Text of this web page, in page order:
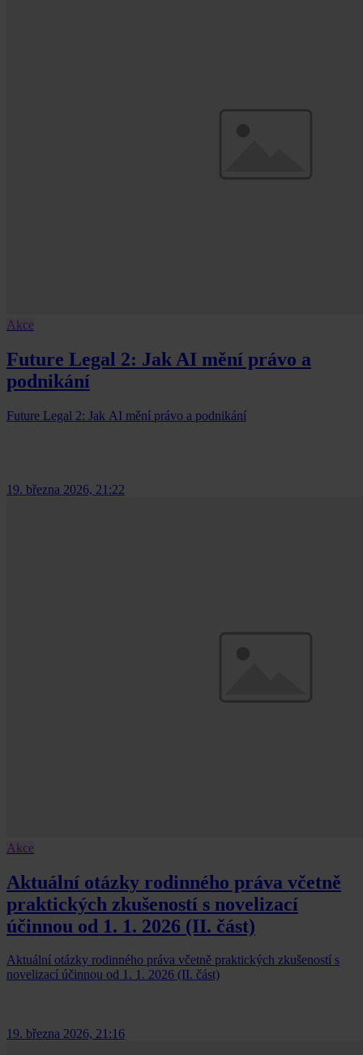
Akce
Future Legal 2: Jak AI mění právo a
podnikání
Future Legal 2: Jak AI mění právo a podnikání
19. března 2026, 21:22
Akce
Aktuální otázky rodinného práva včetně
praktických zkušeností s novelizací
účinnou od 1. 1. 2026 (II. část)
Aktuální otázky rodinného práva včetně praktických zkušeností s
novelizací účinnou od 1. 1. 2026 (II. část)
19. března 2026, 21:16